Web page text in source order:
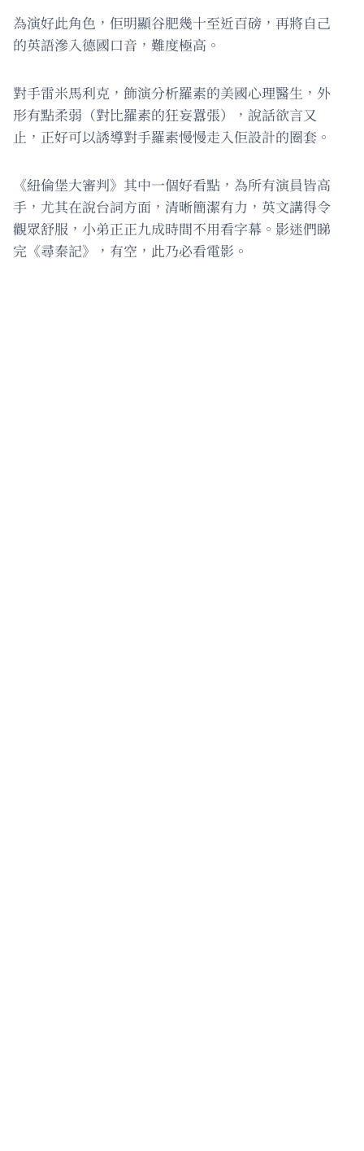
為演好此角色，佢明顯谷肥幾十至近百磅，再將自己
的英語滲入德國口音，難度極高。
對手雷米馬利克，飾演分析羅素的美國心理醫生，外
形有點柔弱（對比羅素的狂妄囂張），說話欲言又
止，正好可以誘導對手羅素慢慢走入佢設計的圈套。
《紐倫堡大審判》其中一個好看點，為所有演員皆高
手，尤其在說台詞方面，清晰簡潔有力，英文講得令
觀眾舒服，小弟正正九成時間不用看字幕。影迷們睇
完《尋秦記》，有空，此乃必看電影。